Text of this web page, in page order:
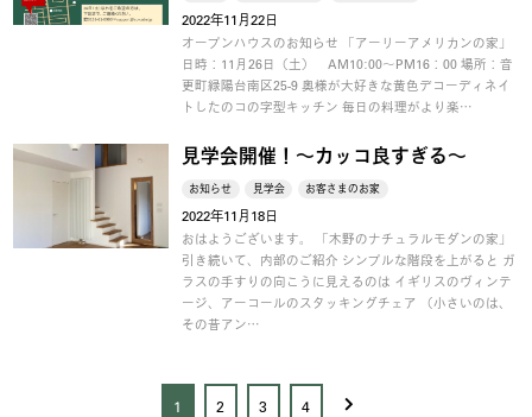
2022年11月22日
オープンハウスのお知らせ 「アーリーアメリカンの家」
日時：11月26日（土） AM10:00～PM16：00 場所：音
更町緑陽台南区25-9 奥様が大好きな黄色デコーディネイ
トしたのコの字型キッチン 毎日の料理がより楽…
見学会開催！～カッコ良すぎる～
お知らせ 見学会 お客さまのお家
2022年11月18日
おはようございます。 「木野のナチュラルモダンの家」
引き続いて、内部のご紹介 シンプルな階段を上がると ガ
ラスの手すりの向こうに見えるのは イギリスのヴィンテ
ージ、アーコールのスタッキングチェア （小さいのは、
その昔アン…
1 2 3 4 &rt;